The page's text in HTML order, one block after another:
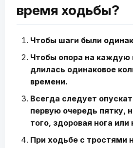
время ходьбы?
Чтобы шаги были
Чтобы опора на каждую
длилась одинаковое
времени.
Всегда следует
первую очередь пятку,
того, здоровая нога или
При ходьбе с тростями